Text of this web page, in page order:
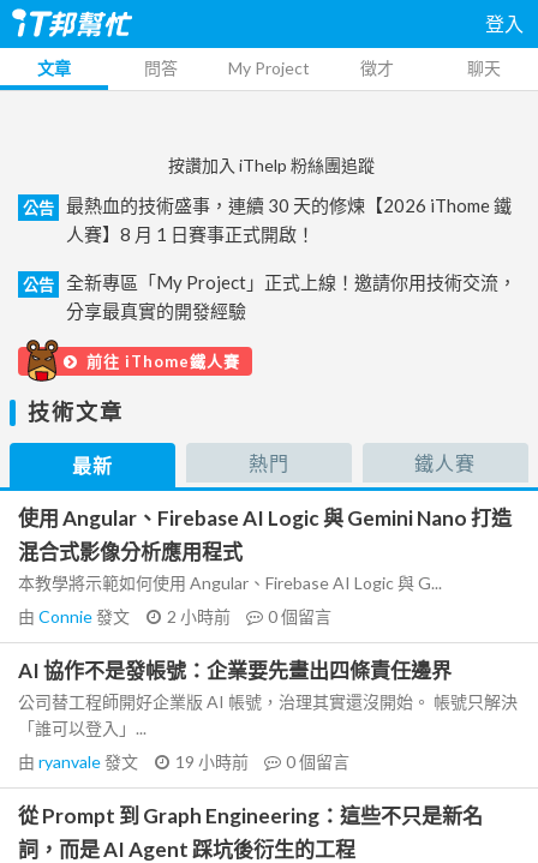
登入
文章 問答 My Project 徵才 聊天
按讚加入 iThelp 粉絲團追蹤
公告
最熱血的技術盛事，連續 30 天的修煉【2026 iThome 鐵
人賽】8 月 1 日賽事正式開啟！
公告
全新專區「My Project」正式上線！邀請你用技術交流，
分享最真實的開發經驗
前往 iThome鐵人賽
技術文章
最新 熱門 鐵人賽
使用 Angular、Firebase AI Logic 與 Gemini Nano 打造
混合式影像分析應用程式
本教學將示範如何使用 Angular、Firebase AI Logic 與 G...
由 Connie發文 2 小時前 0個留言
AI 協作不是發帳號：企業要先畫出四條責任邊界
公司替工程師開好企業版 AI 帳號，治理其實還沒開始。 帳號只解決
「誰可以登入」...
由 ryanvale發文 19 小時前 0個留言
從 Prompt 到 Graph Engineering：這些不只是新名
詞，而是 AI Agent 踩坑後衍生的工程